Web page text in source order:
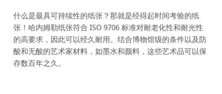
什么是最具可持续性的纸张？那就是经得起时间考验的纸
张！哈内姆勒纸张符合 ISO 9706 标准对耐老化性和耐光性
的高要求，因此可以经久耐用。结合博物馆级的条件以及防
酸和无酸的艺术家材料，如墨水和颜料，这些艺术品可以保
存数百年之久。